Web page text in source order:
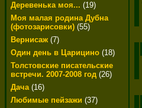
Деревенька моя... (19)
Моя малая родина Дубна
(фотозарисовки) (55)
Вернисаж (7)
Один день в Царицино (18)
Толстовские писательские
встречи. 2007-2008 год (26)
Дача(16)
Любимые пейзажи (37)